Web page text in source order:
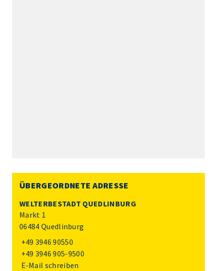
ÜBERGEORDNETE ADRESSE
WELTERBESTADT QUEDLINBURG
Markt 1
06484 Quedlinburg
+49 3946 90550
+49 3946 905-9500
E-Mail schreiben